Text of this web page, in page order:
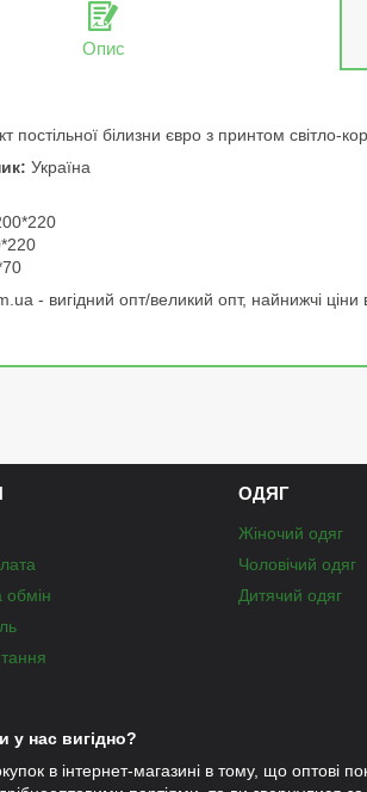
Опис
постільної білизни євро з принтом світло-
Україна
- вигідний опт/великий опт, найнижчі
обмін
ОДЯГ
Жіночий одяг
Чоловічий одяг
Дитячий одяг
у нас вигідно?
в інтернет-магазині в тому, що оптові